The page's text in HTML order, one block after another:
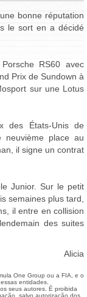
bonne réputation
le sort en a décidé
RS60 avec
Prix de Sundown à
sur une Lotus
des États-Unis de
place au
il signe un contrat
Junior. Sur le petit
semaines plus tard,
il entre en collision
des suites
Alicia
One Group ou a FIA, e o
entidades.
seus autores. É proibida
salvo autorização dos